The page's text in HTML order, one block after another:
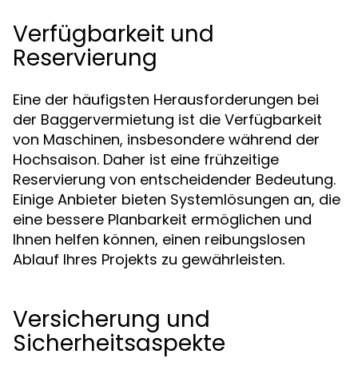
Verfügbarkeit und
Reservierung
Eine der häufigsten Herausforderungen bei
der Baggervermietung ist die Verfügbarkeit
von Maschinen, insbesondere während der
Hochsaison. Daher ist eine frühzeitige
Reservierung von entscheidender Bedeutung.
Einige Anbieter bieten Systemlösungen an, die
eine bessere Planbarkeit ermöglichen und
Ihnen helfen können, einen reibungslosen
Ablauf Ihres Projekts zu gewährleisten.
Versicherung und
Sicherheitsaspekte